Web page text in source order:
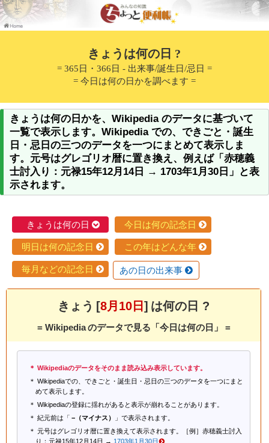
きょうは何の日 ?
= 365日・366日 - 出来事/誕生日/忌日 =
= 今日は何の日かを調べます =
きょうは何の日かを、Wikipedia のデータに基づいて
一覧で表示します。Wikipedia での、できごと・誕生
日・忌日の三つのデータを一つにまとめて表示しま
す。元号はグレゴリオ暦に置き換え、例えば「赤穂義
士討入り：元禄15年12月14日 → 1703年1月30日」と表
示されます。
きょうは何の日 今日は何の記念日
明日は何の記念日 この年はどんな年
毎月などの記念日 あの日の出来事
きょう [8月10日 ] は何の日 ?
= Wikipedia のデータで見る「今日は何の日」 =
Wikipediaのデータをそのまま読み込み表示しています。
Wikipediaでの、できごと・誕生日・忌日の三つのデータを一つにまと
めて表示します。
Wikipediaの登録に揺れがあると表示が崩れることがあります。
紀元前は「 −（マイナス）
」で表示されます。
元号はグレゴリオ暦に置き換えて表示されます。［例］赤穂義士討入
り：元禄15年12月14日 → 1703年1月30日